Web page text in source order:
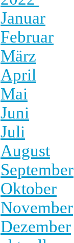
Januar
Februar
März
April
Mai
Juni
Juli
August
September
Oktober
November
Dezember